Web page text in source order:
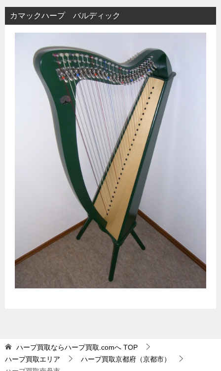
カマックハープ バルディック
ハープ買取ならハープ買取.comへ TOP
ハープ買取エリア
ハープ買取京都府（京都市）